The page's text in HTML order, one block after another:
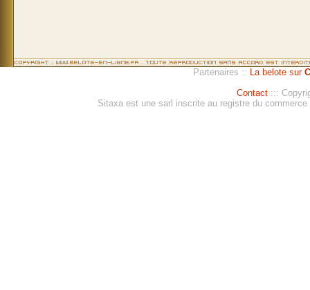
Partenaires :: La belote sur
Contact :::
Sitaxa est une sarl inscrite au registre du